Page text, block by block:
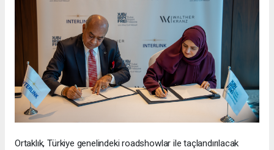
Ortaklık, Türkiye genelindeki roadshowlar ile taçlandırılacak